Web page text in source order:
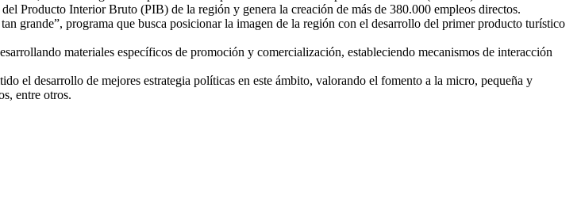
Producto Interior Bruto (PIB) de la región y genera la creación de más de 380.000 empleos directos.
grande”, programa que busca posicionar la imagen de la región con el desarrollo del primer producto turístico
materiales específicos de promoción y comercialización, estableciendo mecanismos de interacción
el desarrollo de mejores estrategia políticas en este ámbito, valorando el fomento a la micro, pequeña y
entre otros.